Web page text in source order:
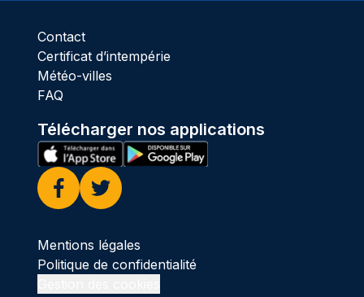
Contact
Certificat d’intempérie
Météo-villes
FAQ
Télécharger nos applications
Facebook
Twitter
Mentions légales
Politique de confidentialité